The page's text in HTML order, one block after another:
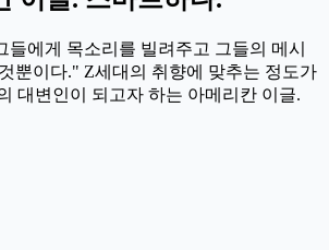
들에게 목소리를 빌려주고 그들의 메시
뿐이다." Z세대의 취향에 맞추는 정도가
대변인이 되고자 하는 아메리칸 이글.